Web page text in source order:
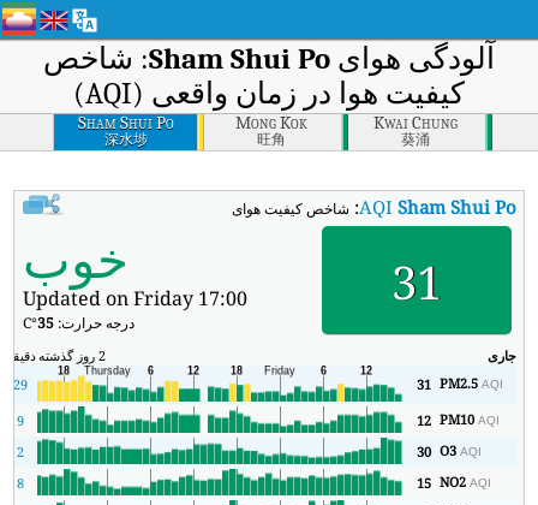
آلودگی هوای Sham Shui Po: شاخص
کیفیت هوا در زمان واقعی (AQI)
Sham Shui Po
深水埗
Mong Kok
旺角
Kwai Chung
葵涌
AQISham Shui Po
: شاخص کیفیت هوای بی‌درنگ Sham Shui Po (AQI).
31 خوب
Updated on Friday 17:00
درجه حرارت:35
°C
جاری 2 روز گذشته دقیقه
PM2.5AQI
31
29
PM10AQI
12
9
O3AQI
30
2
NO2AQI
15
8